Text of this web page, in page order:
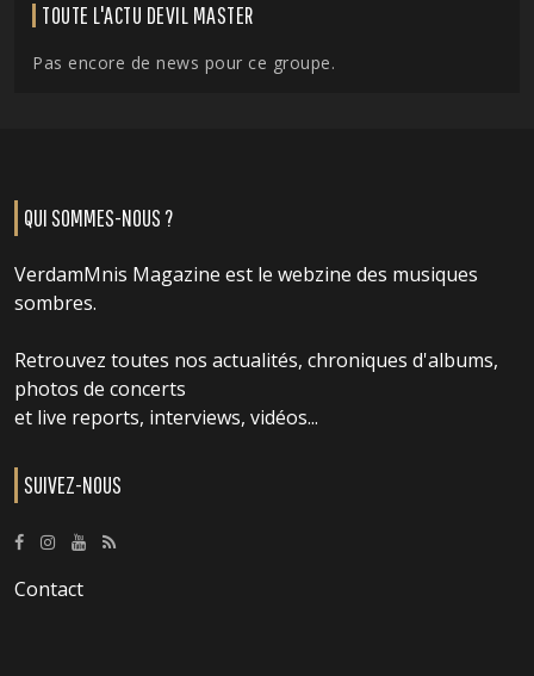
TOUTE L'ACTU DEVIL MASTER
Pas encore de news pour ce groupe.
QUI SOMMES-NOUS ?
VerdamMnis Magazine est le webzine des musiques
sombres.
Retrouvez toutes nos actualités, chroniques d'albums,
photos de concerts
et live reports, interviews, vidéos...
SUIVEZ-NOUS
Contact